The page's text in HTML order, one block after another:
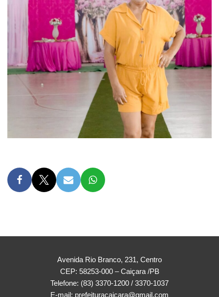
Avenida Rio Branco, 231, Centro
CEP: 58253-000 – Caiçara /PB
Telefone: (83) 3370-1200 / 3370-1037
E-mail: prefeituracaicara@gmail.com